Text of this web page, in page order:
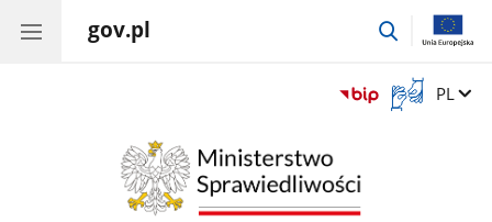
gov.pl
przejdź
Otwórz
okno
Zmień
PL